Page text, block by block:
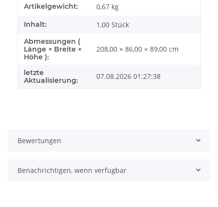
Produkteigenschaft
Wert
Artikelgewicht: 0,67 kg
Inhalt: 1,00 Stück
Abmessungen (
Länge × Breite ×
Höhe ):
208,00 × 86,00 × 89,00 cm
letzte
Aktualisierung:
07.08.2026 01:27:38
Bewertungen
Benachrichtigen, wenn verfügbar